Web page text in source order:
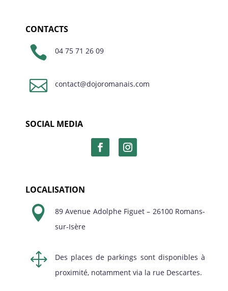
CONTACTS
 04 75 71 26 09
 contact@dojoromanais.com
SOCIAL MEDIA
LOCALISATION

89 Avenue Adolphe Figuet – 26100 Romans-
sur-Isère
1
Des places de parkings sont disponibles à
proximité, notamment via la rue Descartes.